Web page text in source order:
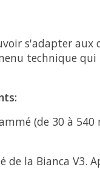
s'adapter aux
technique
(de 30 à
de la Bianca V3.